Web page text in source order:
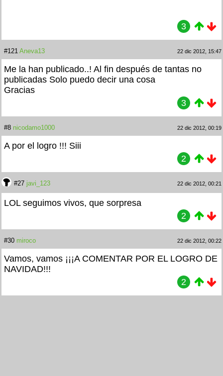
3
#121 Aneva13 22 dic 2012, 15:47
Me la han publicado..! Al fin después de tantas no
publicadas Solo puedo decir una cosa
Gracias
3
#8 nicodamo1000 22 dic 2012, 00:19
A por el logro !!! Siii
2
#27 javi_123 22 dic 2012, 00:21
LOL seguimos vivos, que sorpresa
2
#30 miroco 22 dic 2012, 00:22
Vamos, vamos ¡¡¡A COMENTAR POR EL LOGRO DE
NAVIDAD!!!
2